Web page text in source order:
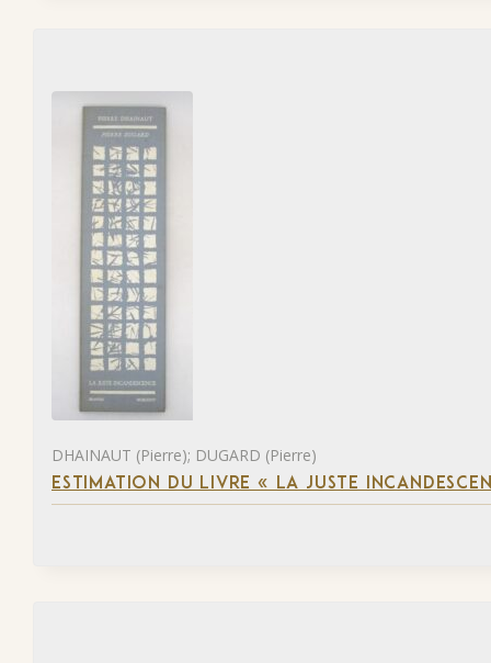
DHAINAUT (Pierre); DUGARD (Pierre)
ESTIMATION DU LIVRE « LA JUSTE